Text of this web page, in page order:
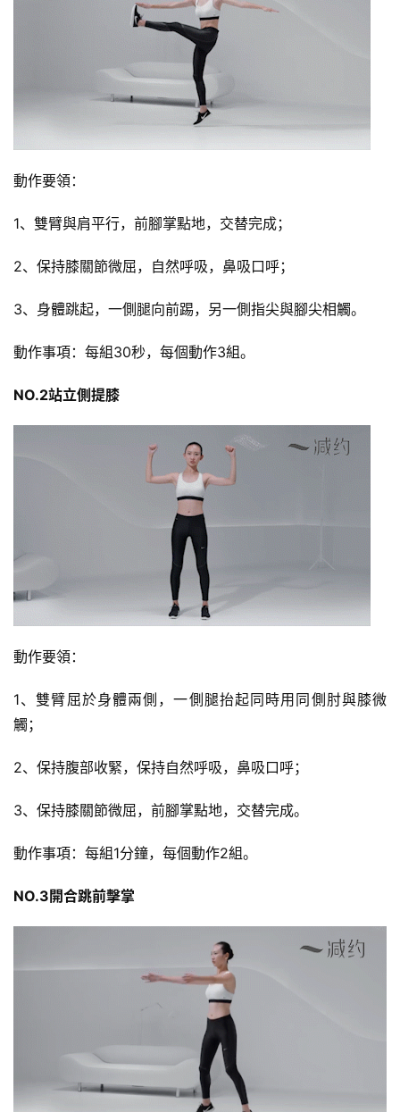
動作要領：
1、雙臂與肩平行，前腳掌點地，交替完成；
2、保持膝關節微屈，自然呼吸，鼻吸口呼；
3、身體跳起，一側腿向前踢，另一側指尖與腳尖相觸。
動作事項：每組30秒，每個動作3組。
NO.2站立側提膝
動作要領：
1、雙臂屈於身體兩側，一側腿抬起同時用同側肘與膝微
觸；
2、保持腹部收緊，保持自然呼吸，鼻吸口呼；
3、保持膝關節微屈，前腳掌點地，交替完成。
動作事項：每組1分鐘，每個動作2組。
NO.3開合跳前擊掌